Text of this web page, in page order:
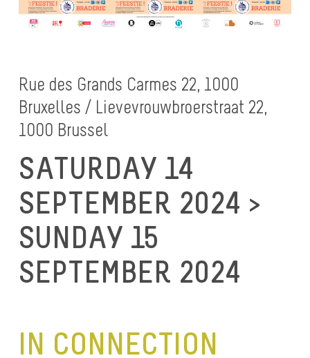
Rue des Grands Carmes 22, 1000
Bruxelles / Lievevrouwbroerstraat 22,
1000 Brussel
SATURDAY 14
SEPTEMBER 2024 >
SUNDAY 15
SEPTEMBER 2024
IN CONNECTION